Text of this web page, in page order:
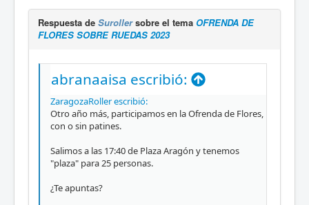
Respuesta de Surollersobre el tema OFRENDA DE
FLORES SOBRE RUEDAS 2023
abranaaisa escribió:
ZaragozaRoller escribió:
Otro año más, participamos en la Ofrenda de Flores,
con o sin patines.
Salimos a las 17:40 de Plaza Aragón y tenemos
"plaza" para 25 personas.
¿Te apuntas?